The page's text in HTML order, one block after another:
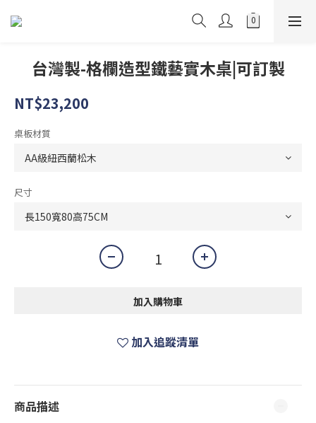
台灣製-格欄造型鐵藝實木桌|可訂製
NT$23,200
桌板材質
尺寸
加入購物車
加入追蹤清單
商品描述